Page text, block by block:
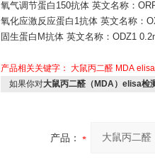
氧气调节蛋白150抗体 英文名称：
氧化应激反应蛋白1抗体 英文名称：
固生蛋白M抗体 英文名称：ODZ1
产品相关关键字： 大鼠丙二醛 MDA
如果你对大鼠丙二醛（MDA）elisa检
产品：